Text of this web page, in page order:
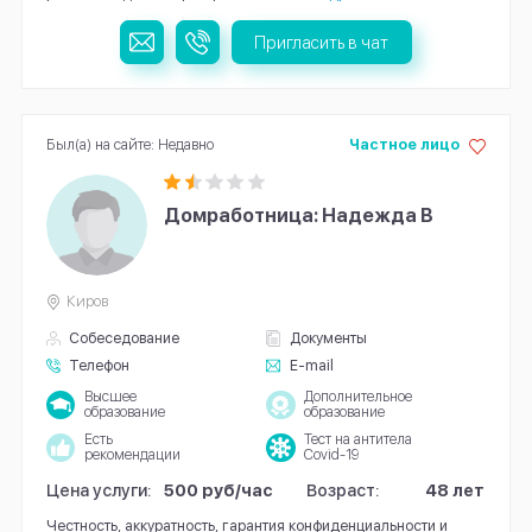
Пригласить в чат
Домработница: Надежда В
Собеседование
Документы
Телефон
E-mail
Частное лицо
Киров
Высшее
образование
Дополнительное
образование
Есть
рекомендации
Тест на антитела
Covid-19
Цена услуги: 500 руб/час Возраст: 48 лет
Честность, аккуратность, гарантия конфиденциальности и
Был(а) на сайте: Недавно